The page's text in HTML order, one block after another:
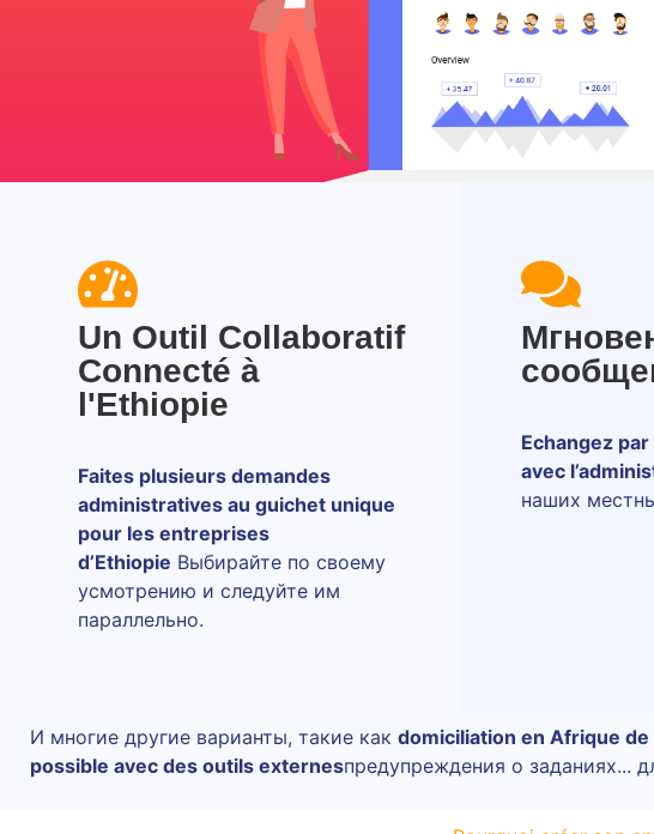
Un Outil Collaboratif
Connecté à
l'Ethiopie
Faites plusieurs demandes
administratives au guichet unique
pour les entreprises
d’Ethiopie Выбирайте по своему
усмотрению и следуйте им
параллельно.
Echangez
avec
наших
И многие другие варианты, такие как domiciliation en Afrique
possible avec des outils externesпредупреждения о заданиях...